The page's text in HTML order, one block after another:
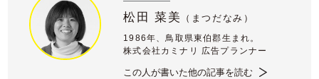
松田 菜美 （ まつだなみ）
1986年、鳥取県東伯郡生まれ。
株式会社カミナリ 広告プランナー
この人が書いた他の記事を読む